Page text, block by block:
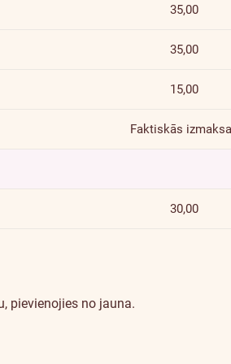
35,00
35,00
15,00
Faktiskās
30,00
pievienojies no jauna.